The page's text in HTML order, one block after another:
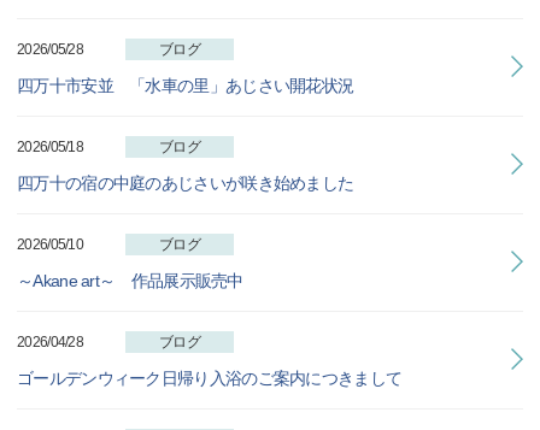
2026/05/28 ブログ
四万十市安並 「水車の里」あじさい開花状況
2026/05/18 ブログ
四万十の宿の中庭のあじさいが咲き始めました
2026/05/10 ブログ
～Akane art～ 作品展示販売中
2026/04/28 ブログ
ゴールデンウィーク日帰り入浴のご案内につきまして